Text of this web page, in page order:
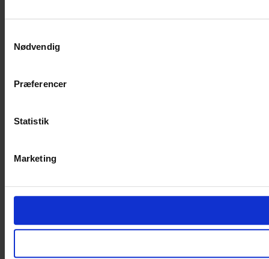
Nødvendig
Præferencer
Statistik
Marketing